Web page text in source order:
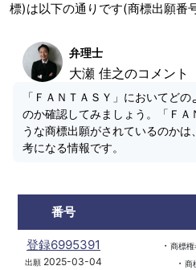
標)は以下の通りです(商標出願番
弁理士
大瀬 佳之のコメント
「ＦＡＮＴＡＳＹ」においてど
のか確認してみましょう。「ＦＡ
うな商標出願がされているのか
考になる情報です。
番号
登録6995391
出願 2025-03-04
・ 商標権
・ 商